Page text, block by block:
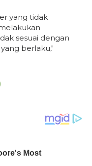
yang tidak
sesuai dengan
berlaku,"